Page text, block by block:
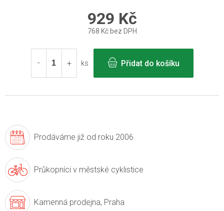
929 Kč
768 Kč bez DPH
cena:
ks
Přidat do košíku
Prodáváme již od roku 2006
Průkopníci v městské cyklistice
Kamenná prodejna, Praha